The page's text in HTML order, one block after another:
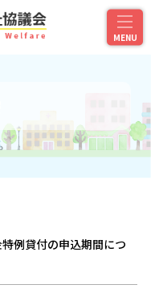
例貸付の申込期間につ